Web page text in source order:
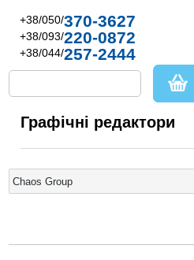
+38/050/370-3627
+38/093/220-0872
+38/044/257-2444
Графічні редактори